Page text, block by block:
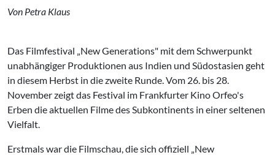
Von Petra Klaus
Das Filmfestival „New Generations" mit dem Schwerpunkt
unabhängiger Produktionen aus Indien und Südostasien geht
in diesem Herbst in die zweite Runde. Vom 26. bis 28.
November zeigt das Festival im Frankfurter Kino Orfeo's
Erben die aktuellen Filme des Subkontinents in einer seltenen
Vielfalt.
Erstmals war die Filmschau, die sich offiziell „New